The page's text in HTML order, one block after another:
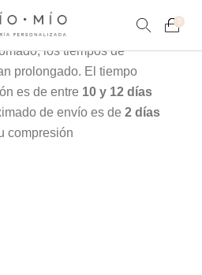
0
en nuestra taller especialmente
y a las medidas de
los tiempos de
prolongado. El tiempo
es de entre 10 y 12 días
de envío es de2 días
compresión